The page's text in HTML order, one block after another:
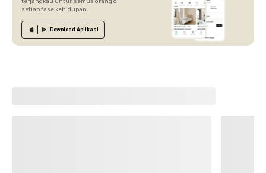
setiap fase kehidupan.
Download Aplikasi